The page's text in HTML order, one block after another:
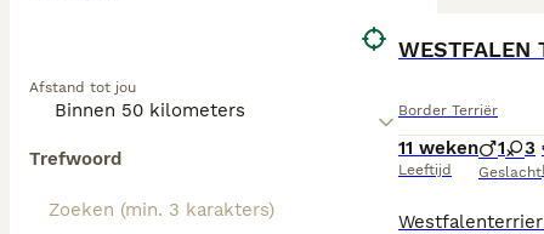
Afstand tot jou
Trefwoord
Lees onze
WESTFALEN
Border Terriër
11 weken
Leeftijd
1 3
Geslacht